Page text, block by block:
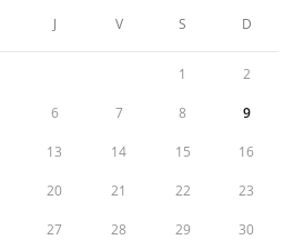
J V S D
1 2
6 7 8 9
13 14 15 16
20 21 22 23
27 28 29 30